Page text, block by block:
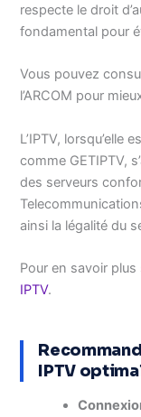
respecte le droit
fondamental pour
Vous pouvez
l’ARCOM pour
L’IPTV,
comme GETIPTV,
des serveurs
ainsi la légalité du
Pour en savoir
IPTV.
IPTV